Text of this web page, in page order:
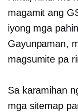
magamit ang
iyong mga
Gayunpaman,
magsumite pa
Sa karamihan
mga sitemap